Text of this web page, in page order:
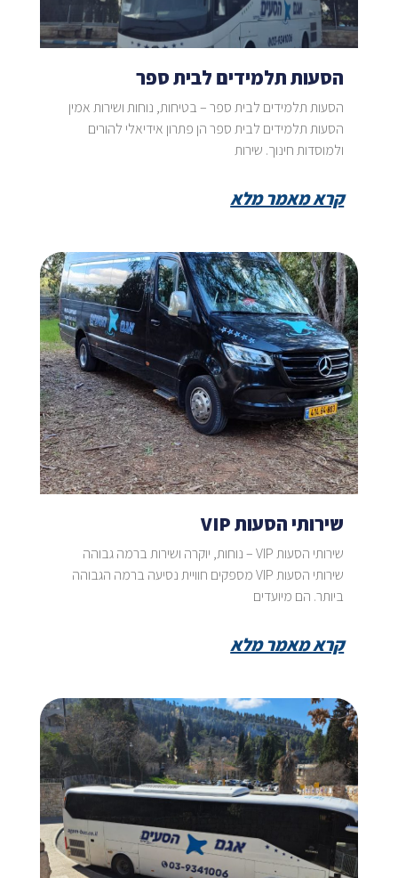
הסעות תלמידים לבית ספר
הסעות תלמידים לבית ספר – בטיחות, נוחות ושירות אמין
הסעות תלמידים לבית ספר הן פתרון אידיאלי להורים
ולמוסדות חינוך. שירות
קרא מאמר מלא
שירותי הסעות VIP
שירותי הסעות VIP – נוחות, יוקרה ושירות ברמה גבוהה
שירותי הסעות VIP מספקים חוויית נסיעה ברמה הגבוהה
ביותר. הם מיועדים
קרא מאמר מלא